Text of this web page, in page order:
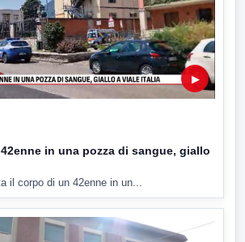
▶
in una pozza di sangue, giallo
il corpo di un 42enne in un...